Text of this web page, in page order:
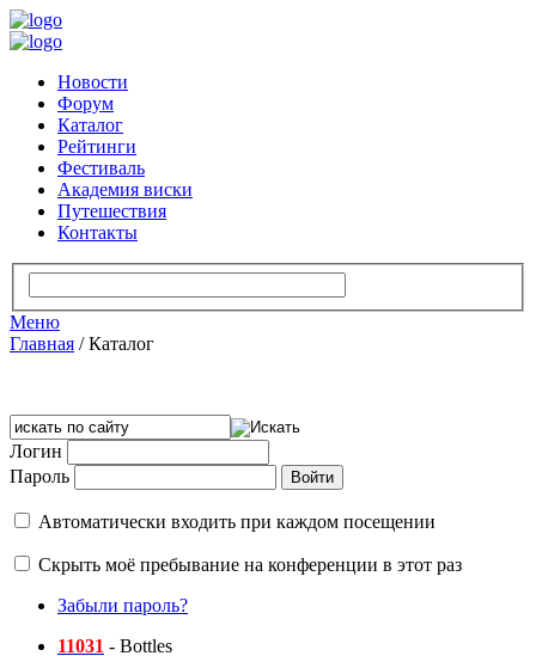
Новости
Форум
Каталог
Рейтинги
Фестиваль
Академия виски
Путешествия
Контакты
Меню
Главная /Каталог
Логин
Пароль
Автоматически входить при каждом посещении
Скрыть моё пребывание на конференции в этот раз
Забыли пароль?
11031 - Bottles